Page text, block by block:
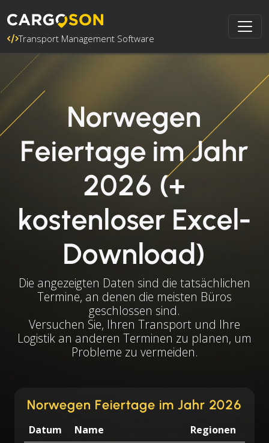
Transport Management Software
Norwegen
Feiertage im Jahr
2026 (+
kostenloser Excel-
Download)
Die angezeigten Daten sind die tatsächlichen
Termine, an denen die meisten Büros
geschlossen sind.
Versuchen Sie, Ihren Transport und Ihre
Logistik an anderen Terminen zu planen, um
Probleme zu vermeiden.
Norwegen Feiertage im Jahr 2026
Datum Name
Regionen